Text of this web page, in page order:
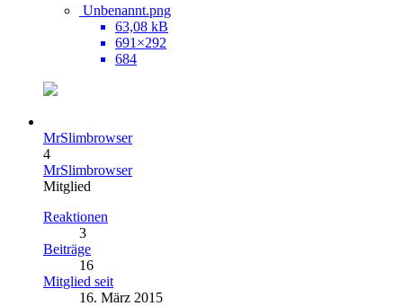
Unbenannt.png
63,08 kB
691×292
684
MrSlimbrowser
4
MrSlimbrowser
Mitglied
Reaktionen
3
Beiträge
16
Mitglied seit
16. März 2015